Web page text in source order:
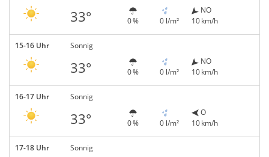
33° 0 % 0 l/m²
NO
10 km/h
15-16 Uhr Sonnig
33° 0 % 0 l/m²
NO
10 km/h
16-17 Uhr Sonnig
33° 0 % 0 l/m²
O
10 km/h
17-18 Uhr Sonnig